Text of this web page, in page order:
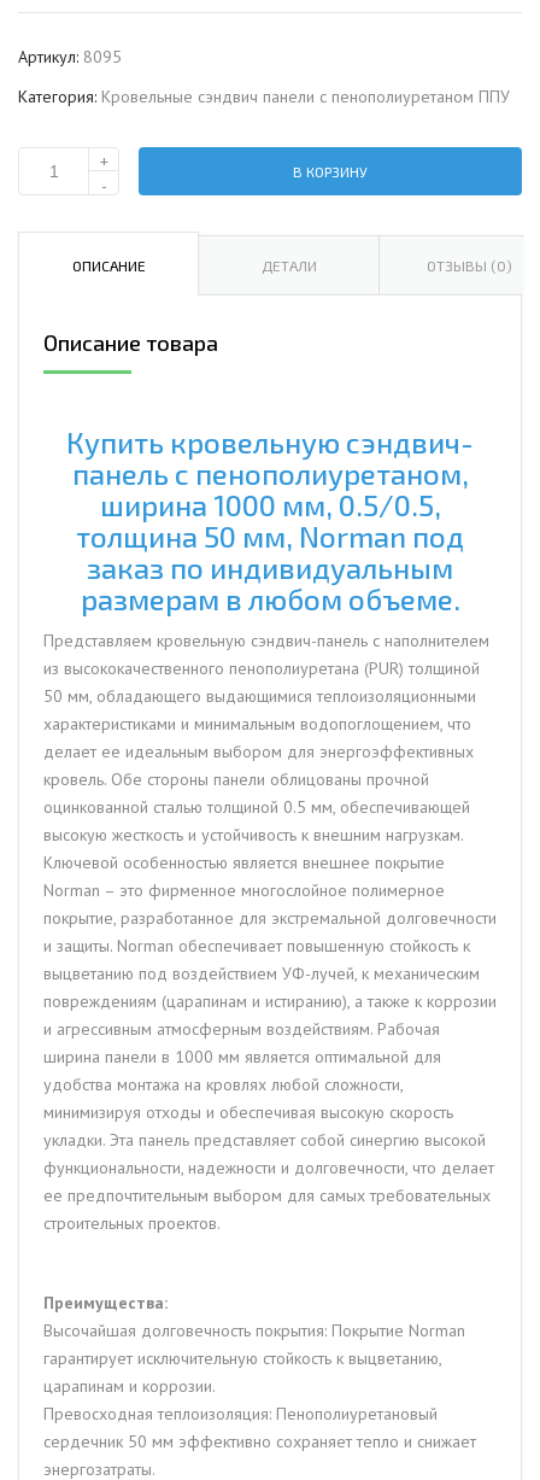
Артикул: 8095
Категория: Кровельные сэндвич панели с пенополиуретаном ППУ
Количество
сэндвич-
ширина
1000
0.5/0.5,
толщина
+
-
В КОРЗИНУ
ОПИСАНИЕ ДЕТАЛИ ОТЗЫВЫ (0)
Описание товара
Купить кровельную сэндвич-
панель с пенополиуретаном,
ширина 1000 мм, 0.5/0.5,
толщина 50 мм, Norman под
заказ по индивидуальным
размерам в любом объеме.
Представляем кровельную сэндвич-панель с наполнителем
из высококачественного пенополиуретана (PUR) толщиной
50 мм, обладающего выдающимися теплоизоляционными
характеристиками и минимальным водопоглощением, что
делает ее идеальным выбором для энергоэффективных
кровель. Обе стороны панели облицованы прочной
оцинкованной сталью толщиной 0.5 мм, обеспечивающей
высокую жесткость и устойчивость к внешним нагрузкам.
Ключевой особенностью является внешнее покрытие
Norman – это фирменное многослойное полимерное
покрытие, разработанное для экстремальной долговечности
и защиты. Norman обеспечивает повышенную стойкость к
выцветанию под воздействием УФ-лучей, к механическим
повреждениям (царапинам и истиранию), а также к коррозии
и агрессивным атмосферным воздействиям. Рабочая
ширина панели в 1000 мм является оптимальной для
удобства монтажа на кровлях любой сложности,
минимизируя отходы и обеспечивая высокую скорость
укладки. Эта панель представляет собой синергию высокой
функциональности, надежности и долговечности, что делает
ее предпочтительным выбором для самых требовательных
строительных проектов.
Преимущества:
Высочайшая долговечность покрытия: Покрытие Norman
гарантирует исключительную стойкость к выцветанию,
царапинам и коррозии.
Превосходная теплоизоляция: Пенополиуретановый
сердечник 50 мм эффективно сохраняет тепло и снижает
энергозатраты.